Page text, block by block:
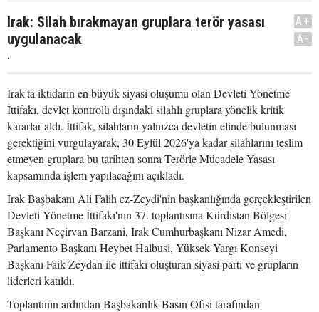
Irak: Silah bırakmayan gruplara terör yasası
uygulanacak
.
A+
A-
Irak'ta iktidarın en büyük siyasi oluşumu olan Devleti Yönetme
İttifakı, devlet kontrolü dışındaki silahlı gruplara yönelik kritik
kararlar aldı. İttifak, silahların yalnızca devletin elinde bulunması
gerektiğini vurgulayarak, 30 Eylül 2026'ya kadar silahlarını teslim
etmeyen gruplara bu tarihten sonra Terörle Mücadele Yasası
kapsamında işlem yapılacağını açıkladı.
Irak Başbakanı Ali Falih ez-Zeydi'nin başkanlığında gerçekleştirilen
Devleti Yönetme İttifakı'nın 37. toplantısına Kürdistan Bölgesi
Başkanı Neçirvan Barzani, Irak Cumhurbaşkanı Nizar Amedi,
Parlamento Başkanı Heybet Halbusi, Yüksek Yargı Konseyi
Başkanı Faik Zeydan ile ittifakı oluşturan siyasi parti ve grupların
liderleri katıldı.
Toplantının ardından Başbakanlık Basın Ofisi tarafından